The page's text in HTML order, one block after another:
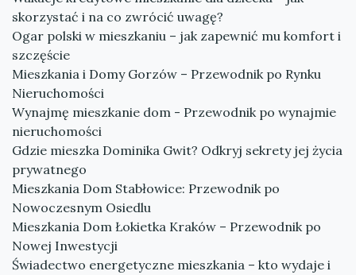
skorzystać i na co zwrócić uwagę?
Ogar polski w mieszkaniu – jak zapewnić mu komfort i
szczęście
Mieszkania i Domy Gorzów – Przewodnik po Rynku
Nieruchomości
Wynajmę mieszkanie dom - Przewodnik po wynajmie
nieruchomości
Gdzie mieszka Dominika Gwit? Odkryj sekrety jej życia
prywatnego
Mieszkania Dom Stabłowice: Przewodnik po
Nowoczesnym Osiedlu
Mieszkania Dom Łokietka Kraków – Przewodnik po
Nowej Inwestycji
Świadectwo energetyczne mieszkania – kto wydaje i